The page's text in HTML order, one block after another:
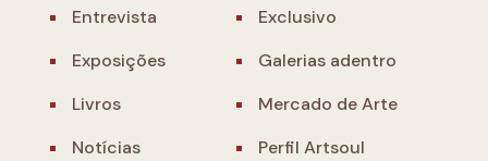
Entrevista
Exclusivo
Exposições
Galerias adentro
Livros
Mercado de Arte
Notícias
Perfil Artsoul